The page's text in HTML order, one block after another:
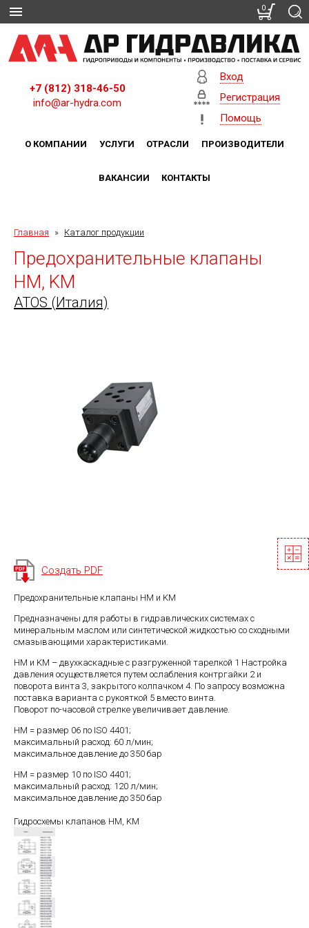
+7 (812) 318-46-50
info@ar-hydra.com
Вход
Регистрация
Помощь
О КОМПАНИИ УСЛУГИ ОТРАСЛИ ПРОИЗВОДИТЕЛИ
ВАКАНСИИ КОНТАКТЫ
Главная » Каталог продукции
Предохранительные клапаны
HM, KM
ATOS (Италия)
Создать PDF
Предохранительные клапаны HM и KM
Предназначены для работы в гидравлических системах с
минеральным маслом или синтетической жидкостью со сходными
смазывающими характеристиками.
HM и KM – двухкаскадные с разгруженной тарелкой 1 Настройка
давления осуществляется путем ослабления контргайки 2 и
поворота винта 3, закрытого колпачком 4. По запросу возможна
поставка варианта с рукояткой 5 вместо винта.
Поворот по-часовой стрелке увеличивает давление.
НM = размер 06 по ISO 4401;
максимальный расход: 60 л/мин;
максимальное давление до 350 бар
НM = размер 10 по ISO 4401;
максимальный расход: 120 л/мин;
максимальное давление до 350 бар
Гидросхемы клапанов HM, KM
0